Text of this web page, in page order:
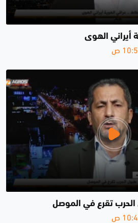
أيراني الهوى
تقرع في الموصل